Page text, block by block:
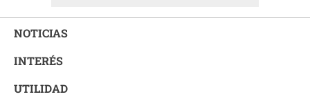
NOTICIAS
INTERÉS
UTILIDAD